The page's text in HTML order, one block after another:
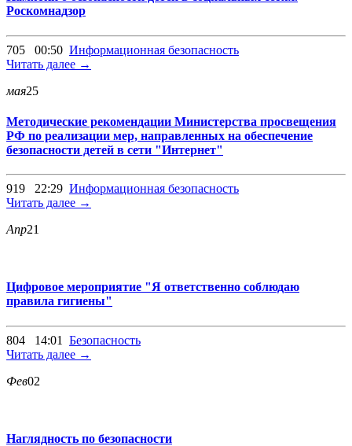
Роскомнадзор
705 00:50 Информационная безопасность
Читать далее →
мая25
Методические рекомендации Министерства просвещения
РФ по реализации мер, направленных на обеспечение
безопасности детей в сети "Интернет"
919 22:29 Информационная безопасность
Читать далее →
Апр21
Цифровое мероприятие "Я ответственно соблюдаю
правила гигиены"
804 14:01 Безопасность
Читать далее →
Фев02
Наглядность по безопасности